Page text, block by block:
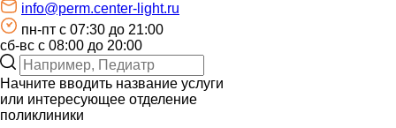
info@perm.center-light.ru
пн-пт c 07:30 до 21:00
сб-вс с 08:00 до 20:00
Начните вводить название услуги
или интересующее отделение
поликлиники